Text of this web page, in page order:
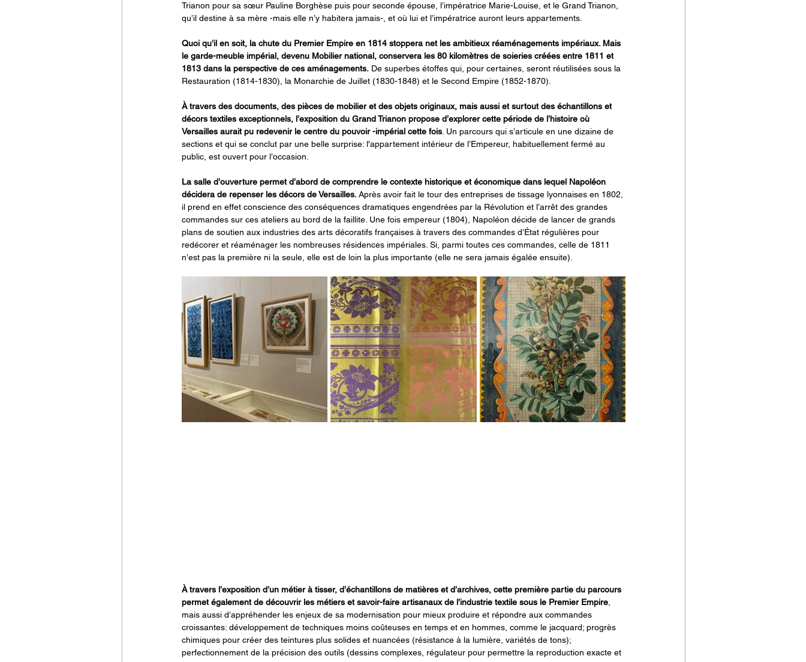
Trianon pour sa sœur Pauline Borghèse puis pour seconde épouse, l’impératrice Marie-Louise, et le Grand Trianon,
qu’il destine à sa mère -mais elle n’y habitera jamais-, et où lui et l’impératrice auront leurs appartements.
Quoi qu’il en soit, la chute du Premier Empire en 1814 stoppera net les ambitieux réaménagements impériaux. Mais
le garde-meuble impérial, devenu Mobilier national, conservera les 80 kilomètres de soieries créées entre 1811 et
1813 dans la perspective de ces aménagements. De superbes étoffes qui, pour certaines, seront réutilisées sous la
Restauration (1814-1830), la Monarchie de Juillet (1830-1848) et le Second Empire (1852-1870).
À travers des documents, des pièces de mobilier et des objets originaux, mais aussi et surtout des échantillons et
décors textiles exceptionnels, l’exposition du Grand Trianon propose d’explorer cette période de l’histoire où
Versailles aurait pu redevenir le centre du pouvoir -impérial cette fois. Un parcours qui s’articule en une dizaine de
sections et qui se conclut par une belle surprise: l'appartement intérieur de l’Empereur, habituellement fermé au
public, est ouvert pour l’occasion.
La salle d’ouverture permet d’abord de comprendre le contexte historique et économique dans lequel Napoléon
décidera de repenser les décors de Versailles. Après avoir fait le tour des entreprises de tissage lyonnaises en 1802,
il prend en effet conscience des conséquences dramatiques engendrées par la Révolution et l’arrêt des grandes
commandes sur ces ateliers au bord de la faillite. Une fois empereur (1804), Napoléon décide de lancer de grands
plans de soutien aux industries des arts décoratifs françaises à travers des commandes d’État régulières pour
redécorer et réaménager les nombreuses résidences impériales. Si, parmi toutes ces commandes, celle de 1811
n’est pas la première ni la seule, elle est de loin la plus importante (elle ne sera jamais égalée ensuite).
À travers l’exposition d’un métier à tisser, d’échantillons de matières et d’archives, cette première partie du parcours
permet également de découvrir les métiers et savoir-faire artisanaux de l’industrie textile sous le Premier Empire,
mais aussi d’appréhender les enjeux de sa modernisation pour mieux produire et répondre aux commandes
croissantes: développement de techniques moins coûteuses en temps et en hommes, comme le jacquard; progrès
chimiques pour créer des teintures plus solides et nuancées (résistance à la lumière, variétés de tons);
perfectionnement de la précision des outils (dessins complexes, régulateur pour permettre la reproduction exacte et